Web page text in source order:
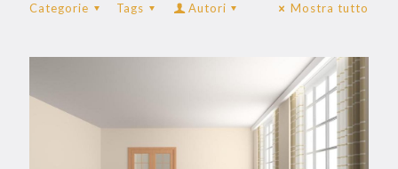
Categorie Tags Autori Mostra tutto